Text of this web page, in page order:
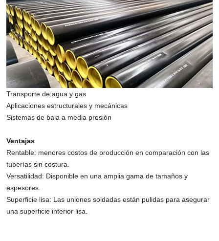
Transporte de agua y gas
Aplicaciones estructurales y mecánicas
Sistemas de baja a media presión
Ventajas
Rentable: menores costos de producción en comparación con las
tuberías sin costura.
Versatilidad: Disponible en una amplia gama de tamaños y
espesores.
Superficie lisa: Las uniones soldadas están pulidas para asegurar
una superficie interior lisa.